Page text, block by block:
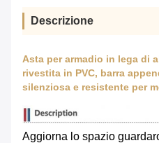
Descrizione
Asta per armadio in lega di
rivestita in PVC, barra
silenziosa e resistente per
Aggiorna lo spazio